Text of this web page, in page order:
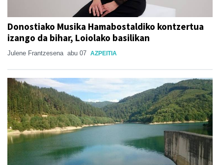
Donostiako Musika Hamabostaldiko kontzertua
izango da bihar, Loiolako basilikan
Julene Frantzesena abu 07 AZPEITIA